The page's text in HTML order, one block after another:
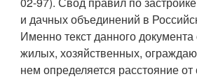
и дачных объединений в
Именно текст данного
жилых, хозяйственных,
нем определяется расстояние